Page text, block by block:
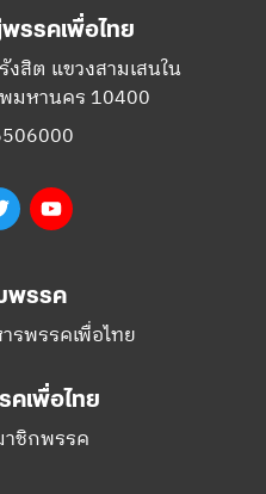
TwitterYouTube
รพรรคเพื่อไทย
เพื่อไทย
าชิกพรรค